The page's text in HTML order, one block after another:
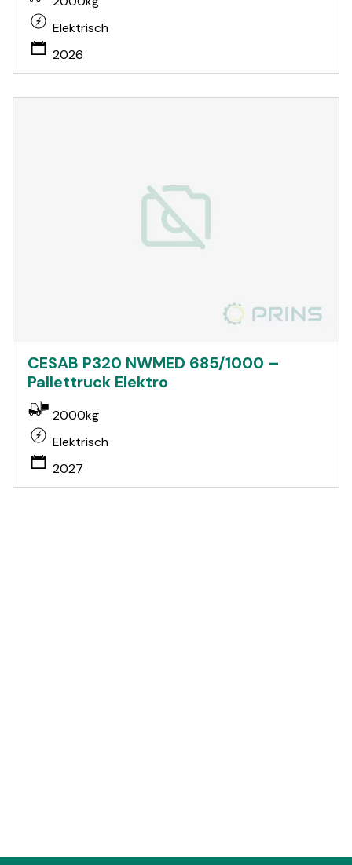
Elektrisch
2026
CESAB P320 NWMED 685/1000 –
Pallettruck Elektro
2000kg
Elektrisch
2027